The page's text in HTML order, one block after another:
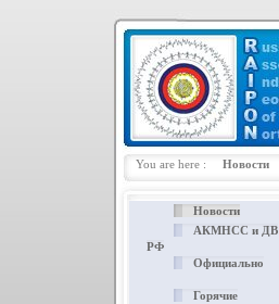
You are here : Новости
Новости
АКМНСС и ДВ
РФ
Официально
Горячие